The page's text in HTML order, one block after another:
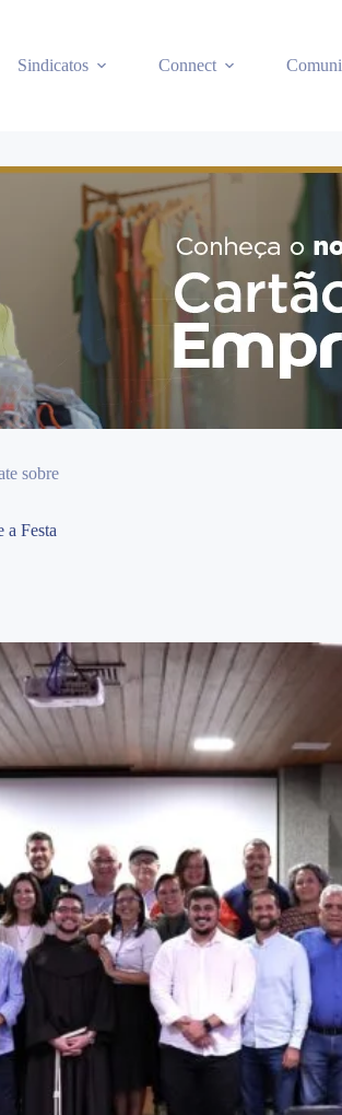
Sindicatos Connect
sobre
a Festa